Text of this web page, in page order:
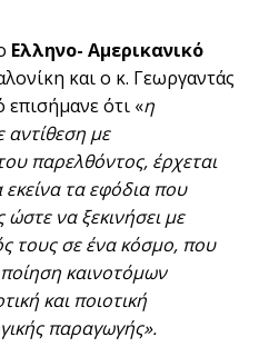
Ελληνο- Αμερικανικό
και ο κ. Γεωργαντάς
ότι «η
με
παρελθόντος, έρχεται
τα εφόδια που
να ξεκινήσει με
τους σε ένα κόσμο, που
καινοτόμων
και ποιοτική
παραγωγής».